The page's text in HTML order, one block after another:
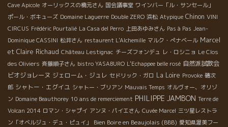
Cave Apicole オーリックスの橋元さん 国会議事堂 ワインバー「ル・サンセール」
ポール・ボキューズ Domaine Laguerre Double ZERO 浜松 Atypique Chinon VINI
CIRCUS Frédéric Pourtalié La Casa del Perro 上田あゆみさん Pas à Pas Jean-
Dominique CASSINI 松井さん restaurent L'Alchemille マルク・ぺナベール Marcel
et Claire Richaud Château Lestignac チーズフォンデュ レ・ロシニョ Le Clos
des Oliviers 斉藤順子さん bistro YASABURO L'Echappee belle rosé 自然派試飲会
ビオジョレーヌ ジェローム・ジュレ セドリック・ガロ La Loire Provoke 磯次
郎 シャトー・エグイユ シャトー・ブリアン Mauvais Temps オルヴォー、オリゾ
ン Domaine Beauthorey 10 ans de remerciement PHILIPPE JAMBON Terre de
Volcan 2014 ロマン・シャプイ アンヌ・パイエさん Cuvée Marcel 三ツ星レストラ
ン「オベルジュ・デュ・ピュイ」
Bien Boire en Beaujolais (BBB) 愛知県渥美フー